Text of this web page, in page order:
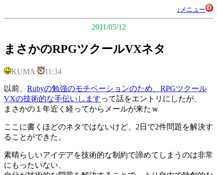
↓メニュー
2011/05/12
まさかのRPGツクールVXネタ
KUMA 11:34
以前、 Rubyの勉強のモチベーションのため、RPGツクール
VXの技術的な手伝いしますって話をエントリにしたが、
まさかの１年近く経ってからメールが来たｗ
ここに書くほどのネタではないけど、2日で2件問題を解決す
ることができた。
素晴らしいアイデアを技術的な制約で諦めてしまうのは非常
にもったいない、